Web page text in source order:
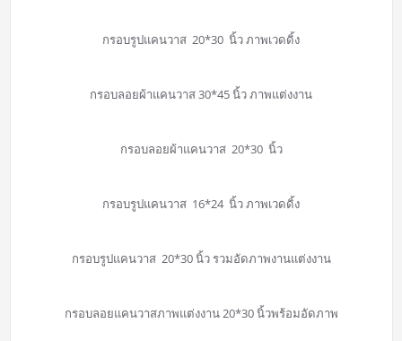
กรอบรูปแคนวาส 20*30 นิ้ว ภาพเวดดิ้ง
กรอบลอยผ้าแคนวาส 30*45 นิ้ว ภาพแต่งงาน
กรอบลอยผ้าแคนวาส 20*30 นิ้ว
กรอบรูปแคนวาส 16*24 นิ้ว ภาพเวดดิ้ง
กรอบรูปแคนวาส 20*30 นิ้ว รวมอัดภาพงานแต่งงาน
กรอบลอยแคนวาสภาพแต่งงาน 20*30 นิ้วพร้อมอัดภาพ